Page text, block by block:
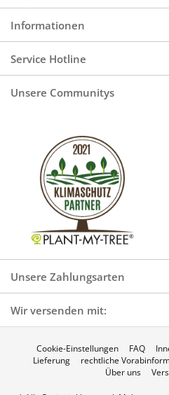
Informationen
Service Hotline
Unsere Communitys
Unsere Zahlungsarten
Wir versenden mit:
Cookie-Einstellungen FAQ
Lieferung
rechtliche
Über uns